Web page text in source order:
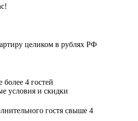
целиком в рублях РФ
4 гостей
условия и скидки
гостя свыше 4